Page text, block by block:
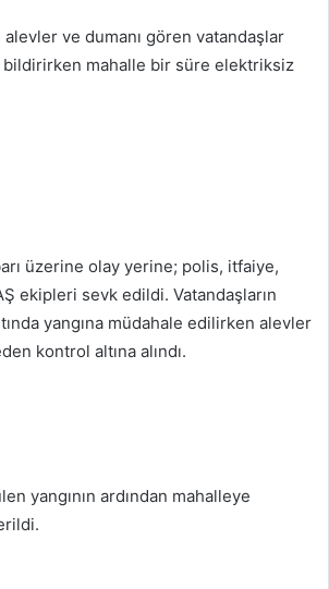
ve dumanı gören vatandaşlar
mahalle bir süre elektriksiz
üzerine olay yerine; polis, itfaiye,
ekipleri sevk edildi. Vatandaşların
yangına müdahale edilirken alevler
kontrol altına alındı.
yangının ardından mahalleye